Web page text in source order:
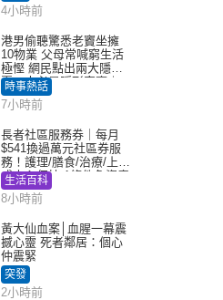
4小時前
港男偷聽驚悉老竇坐擁
10物業 父母常喊窮生活
極慳 網民點出兩大隱
憂：未必是隱形富豪｜
Juicy叮
時事熱話
7小時前
長者社區服務券｜每月
$541換過萬元社區券服
務！護理/膳食/治療/上門
或中心任揀 1條件免資產
審查（附申請資格及教
學）
生活百科
8小時前
黃大仙血案│血腥一幕震
撼心靈 死者鄰居：個心
仲震緊
突發
2小時前